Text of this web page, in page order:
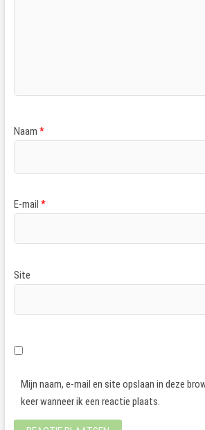
Naam *
E-mail *
Site
Mijn naam, e-mail en site opslaan in deze
keer wanneer ik een reactie plaats.